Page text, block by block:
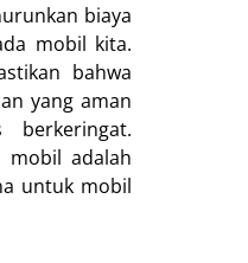
biaya
mobil kita.
bahwa
yang aman
mobil adalah
untuk mobil